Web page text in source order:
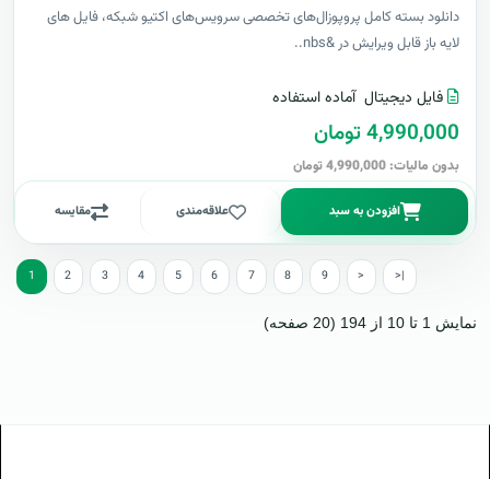
دانلود بسته کامل پروپوزال‌های تخصصی سرویس‌های اکتیو شبکه، فایل های
لایه باز قابل ویرایش در &nbs..
فایل دیجیتال آماده استفاده
4,990,000 تومان
بدون مالیات: 4,990,000 تومان
افزودن به سبد علاقه‌مندی مقایسه
1 2 3 4 5 6 7 8 9 > >|
نمایش 1 تا 10 از 194 (20 صفحه)